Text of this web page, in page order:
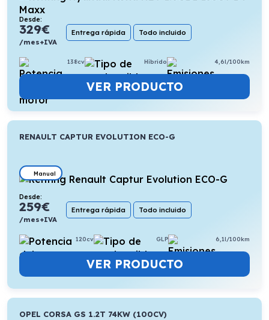
Desde:
329€
/mes+IVA
Entrega rápida Todo incluido
138cv Híbrido 4,6l/100km
VER PRODUCTO
RENAULT CAPTUR EVOLUTION ECO-G
Manual
Desde:
259€
/mes+IVA
Entrega rápida Todo incluido
120cv GLP 6,1l/100km
VER PRODUCTO
OPEL CORSA GS 1.2T 74KW (100CV)